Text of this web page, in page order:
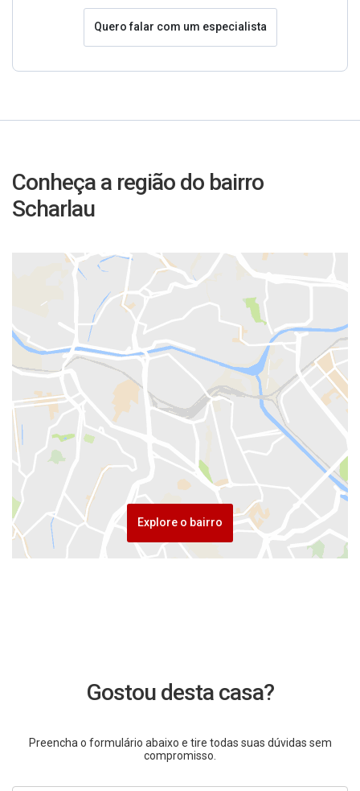
Quero falar com um especialista
Conheça a região do bairro
Scharlau
Explore o bairro
Gostou desta casa?
Preencha o formulário abaixo e tire todas suas dúvidas sem
compromisso.